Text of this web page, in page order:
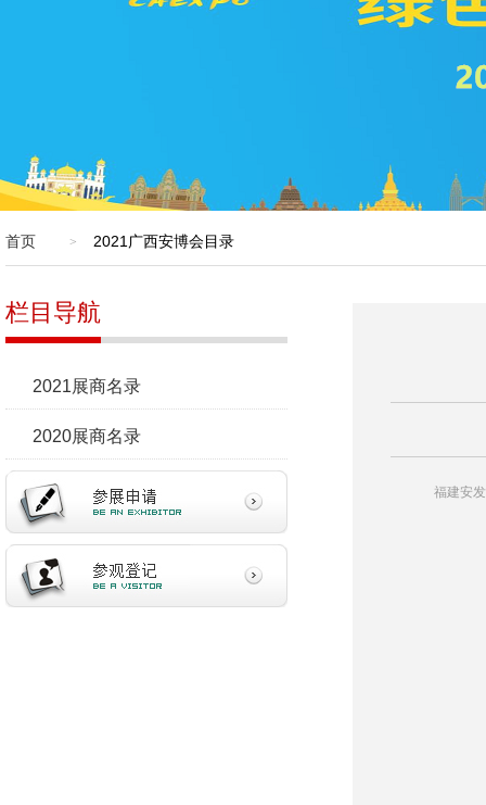
首页 > 2021广西安博会目录
栏目导航
2021展商名录
2020展商名录
福建安